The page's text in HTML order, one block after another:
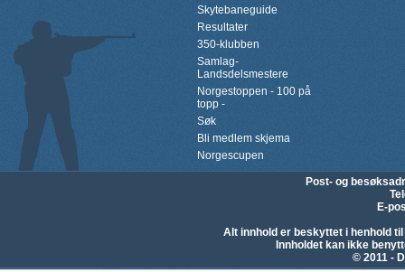
Skytebaneguide
Resultater
350-klubben
Samlag-
Landsdelsmestere
Norgestoppen - 100 på
topp -
Søk
Bli medlem skjema
Norgescupen
Post- og
E-
Alt innhold er beskyttet i henhold
Innholdet kan ikke
© 2011 -